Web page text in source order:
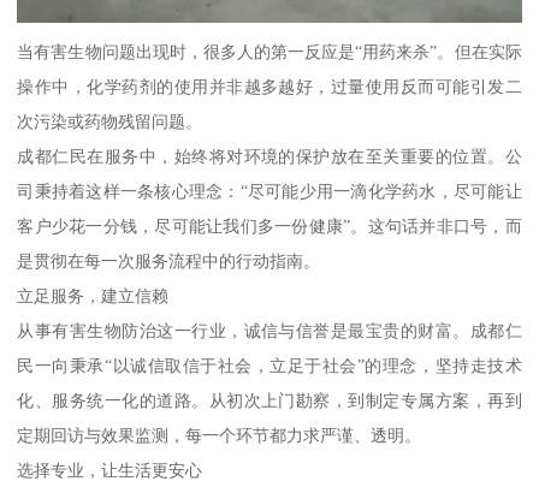
当有害生物问题出现时，很多人的第一反应是“用药来杀”。但在实际
操作中，化学药剂的使用并非越多越好，过量使用反而可能引发二
次污染或药物残留问题。
成都仁民在服务中，始终将对环境的保护放在至关重要的位置。公
司秉持着这样一条核心理念：“尽可能少用一滴化学药水，尽可能让
客户少花一分钱，尽可能让我们多一份健康”。这句话并非口号，而
是贯彻在每一次服务流程中的行动指南。
立足服务，建立信赖
从事有害生物防治这一行业，诚信与信誉是最宝贵的财富。成都仁
民一向秉承“以诚信取信于社会，立足于社会”的理念，坚持走技术
化、服务统一化的道路。从初次上门勘察，到制定专属方案，再到
定期回访与效果监测，每一个环节都力求严谨、透明。
选择专业，让生活更安心